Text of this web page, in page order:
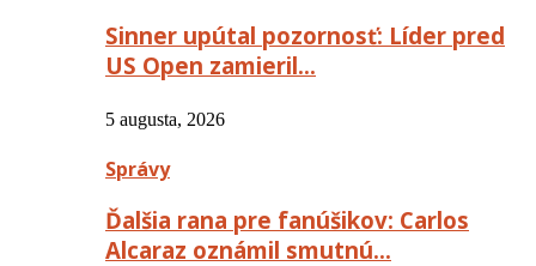
Sinner upútal pozornosť: Líder pred
US Open zamieril…
5 augusta, 2026
Správy
Ďalšia rana pre fanúšikov: Carlos
Alcaraz oznámil smutnú…